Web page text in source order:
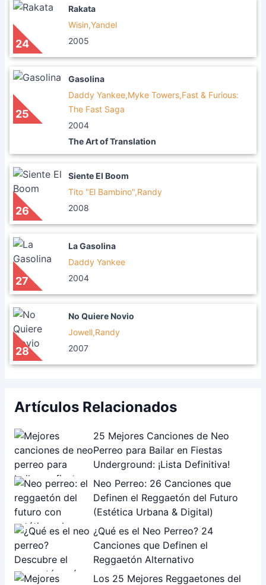
24
Rakata
Wisin,Yandel
2005
25
Gasolina
Daddy Yankee,Myke Towers,Fast & Furious:
The Fast Saga
2004
The Art of Translation
26
Siente El Boom
Tito "El Bambino",Randy
2008
27
La Gasolina
Daddy Yankee
2004
28
No Quiere Novio
Jowell,Randy
2007
Artículos Relacionados
25 Mejores Canciones de Neo
Perreo para Bailar en Fiestas
Underground: ¡Lista Definitiva!
Neo Perreo: 26 Canciones que
Definen el Reggaetón del Futuro
(Estética Urbana & Digital)
¿Qué es el Neo Perreo? 24
Canciones que Definen el
Reggaetón Alternativo
Los 25 Mejores Reggaetones del